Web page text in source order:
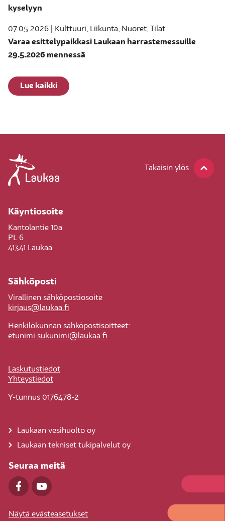
kyselyyn
07.05.2026 | Kulttuuri, Liikunta, Nuoret, Tilat
Varaa esittelypaikkasi Laukaan harrastemessuille
29.5.2026 mennessä
Lue kaikki
Takaisin ylös
Käyntiosoite
Kantolantie 10a
PL 6
41341 Laukaa
Sähköposti
Virallinen sähköpostiosoite
kirjaus@laukaa.fi
Henkilökunnan sähköpostisoitteet:
etunimi.sukunimi@laukaa.fi
Laskutustiedot
Yhteystiedot
Y-tunnus 0176478-2
Laukaan vesihuolto oy
Laukaan tekniset tukipalvelut oy
Seuraa meitä
Näytä evästeasetukset